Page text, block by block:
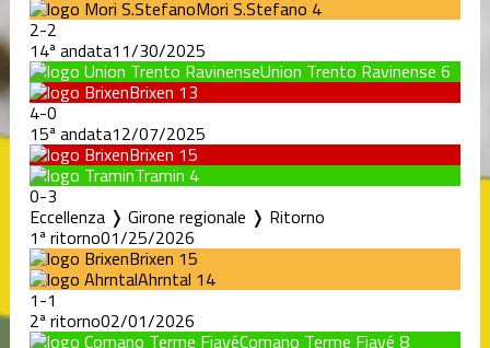
Mori S.Stefano 4
2-2
14ª andata11/30/2025
Union Trento Ravinense 6
Brixen 13
4-0
15ª andata12/07/2025
Brixen 15
Tramin 4
0-3
Eccellenza ❭ Girone regionale ❭ Ritorno
1ª ritorno01/25/2026
Brixen 15
Ahrntal 14
1-1
2ª ritorno02/01/2026
Comano Terme Fiavé 8